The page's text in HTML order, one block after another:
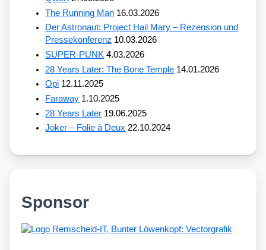
The Running Man 16.03.2026
Der Astronaut: Project Hail Mary – Rezension und
Pressekonferenz 10.03.2026
SUPER-PUNK 4.03.2026
28 Years Later: The Bone Temple 14.01.2026
Opi 12.11.2025
Faraway 1.10.2025
28 Years Later 19.06.2025
Joker – Folie à Deux 22.10.2024
Sponsor